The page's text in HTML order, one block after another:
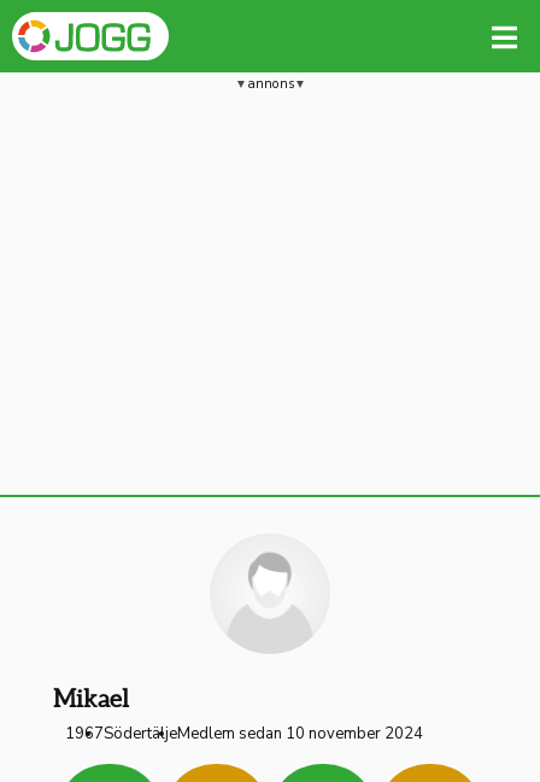
annons
Mikael
1967SödertäljeMedlem sedan 10 november 2024